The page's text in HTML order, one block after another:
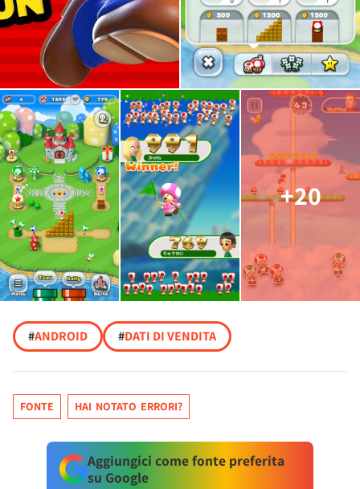
+20
#ANDROID #DATI DI VENDITA
FONTE HAI NOTATO ERRORI?
Aggiungici come fonte preferita
su Google